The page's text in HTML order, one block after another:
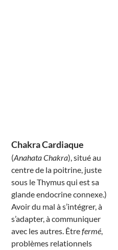
Chakra Cardiaque
(Anahata Chakra), situé au
centre de la poitrine, juste
sous le Thymus qui est sa
glande endocrine connexe.)
Avoir du mal à s’intégrer, à
s’adapter, à communiquer
avec les autres. Êtrefermé,
problèmes relationnels